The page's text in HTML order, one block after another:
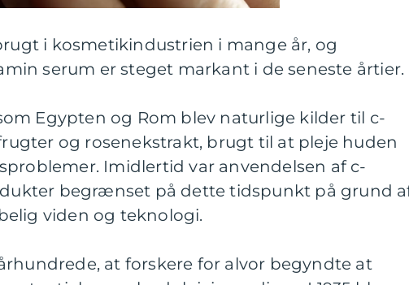
i kosmetikindustrien i mange år, og
serum er steget markant i de seneste årtier.
Egypten og Rom blev naturlige kilder til c-
og rosenekstrakt, brugt til at pleje huden
Imidlertid var anvendelsen af c-
begrænset på dette tidspunkt på grund
viden og teknologi.
at forskere for alvor begyndte at